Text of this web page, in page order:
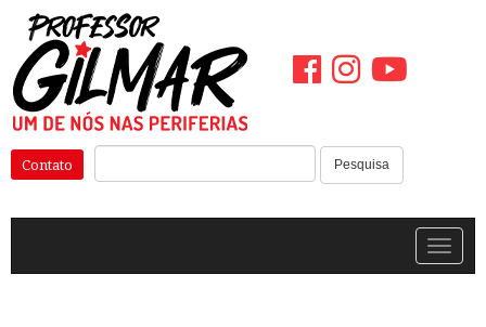
Pular
para
o
conteúdo
Pesquisa
Contato